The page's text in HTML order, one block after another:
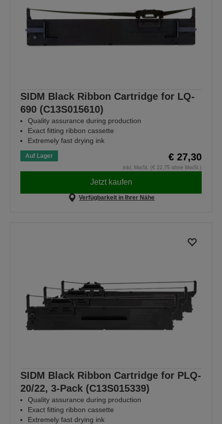
SIDM Black Ribbon Cartridge for LQ-
690 (C13S015610)
Quality assurance during production
Exact fitting ribbon cassette
Extremely fast drying ink
Auf Lager € 27,30
inkl. MwSt. (€ 22,75 ohne MwSt.)
Jetzt kaufen
Verfügbarkeit in Ihrer Nähe
SIDM Black Ribbon Cartridge for PLQ-
20/22, 3-Pack (C13S015339)
Quality assurance during production
Exact fitting ribbon cassette
Extremely fast drying ink